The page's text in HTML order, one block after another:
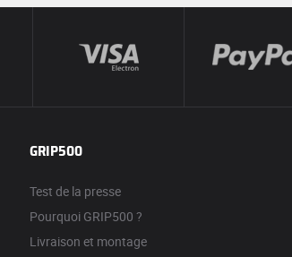
GRIP500
Test de la presse
Pourquoi GRIP500 ?
Livraison et montage